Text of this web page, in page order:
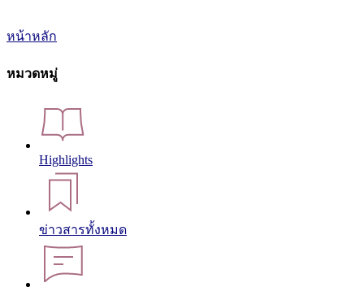
หน้าหลัก
หมวดหมู่
Highlights
ข่าวสารทั้งหมด